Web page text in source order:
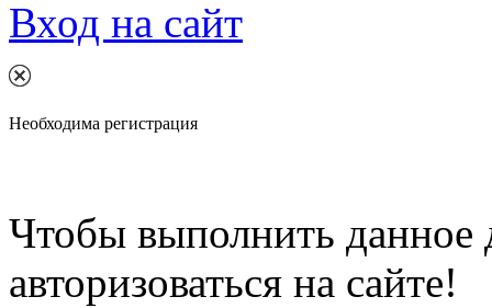
Вход на сайт
Необходима регистрация
Чтобы выполнить данное
авторизоваться на сайте!